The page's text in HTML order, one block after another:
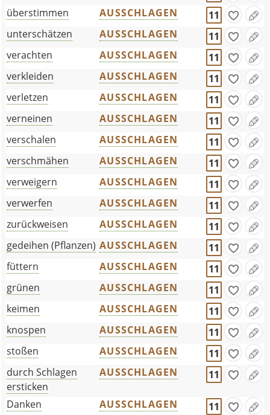
überstimmen
AUSSCHLAGEN
11
unterschätzen
AUSSCHLAGEN
11
verachten
AUSSCHLAGEN
11
verkleiden
AUSSCHLAGEN
11
verletzen
AUSSCHLAGEN
11
verneinen
AUSSCHLAGEN
11
verschalen
AUSSCHLAGEN
11
verschmähen
AUSSCHLAGEN
11
verweigern
AUSSCHLAGEN
11
verwerfen
AUSSCHLAGEN
11
zurückweisen
AUSSCHLAGEN
11
gedeihen (Pflanzen) AUSSCHLAGEN
11
füttern
AUSSCHLAGEN
11
grünen
AUSSCHLAGEN
11
keimen
AUSSCHLAGEN
11
knospen
AUSSCHLAGEN
11
stoßen
AUSSCHLAGEN
11
durch Schlagen
ersticken
AUSSCHLAGEN 11
Danken AUSSCHLAGEN
11